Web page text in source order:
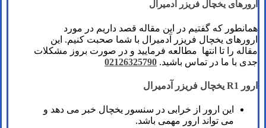
ارورهای یخچال فریزر آدمیرال
همانطور که گفتیم در این مقاله قصد داریم در مورد
ارورهای یخچال فریزر آدمیرال با شما صحبت کنیم. این
مقاله را تا انتها مطالعه فرمایید و در صورت بروز مشکلات
جدی با ما در تماس باشید. 02126325790
ارور R1 یخچال فریزر آدمیرال
این ارور از خرابی در سنسور یخچال خبر می دهد و
می تواند ارور مهمی باشد.